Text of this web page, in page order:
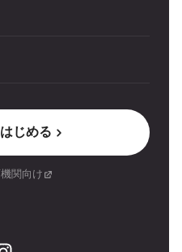
じめる
関向け